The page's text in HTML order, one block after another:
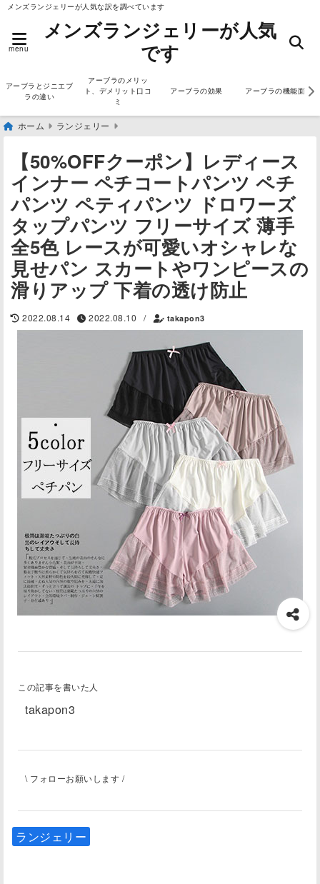
メンズランジェリーが人気な訳を調べています
menu
メンズランジェリーが人気
です
アーブラとジニエブ
ラの違い
アーブラのメリッ
ト、デメリット口コ
ミ
アーブラの効果 アーブラの機能面
ホーム ランジェリー
【50%OFFクーポン】レディース
インナー ペチコートパンツ ペチ
パンツ ペティパンツ ドロワーズ
タップパンツ フリーサイズ 薄手
全5色 レースが可愛いオシャレな
見せパン スカートやワンピースの
滑りアップ 下着の透け防止
2022.08.14 2022.08.10 / takapon3
この記事を書いた人
takapon3
\ フォローお願いします /
ランジェリー